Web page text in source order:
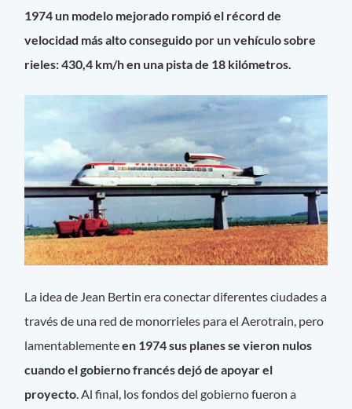
1974 un modelo mejorado rompió el récord de
velocidad más alto conseguido por un vehículo sobre
rieles: 430,4 km/h en una pista de 18 kilómetros.
La idea de Jean Bertin era conectar diferentes ciudades a
través de una red de monorrieles para el Aerotrain, pero
lamentablementeen 1974 sus planes se vieron nulos
cuando el gobierno francés dejó de apoyar el
proyecto . Al final, los fondos del gobierno fueron a